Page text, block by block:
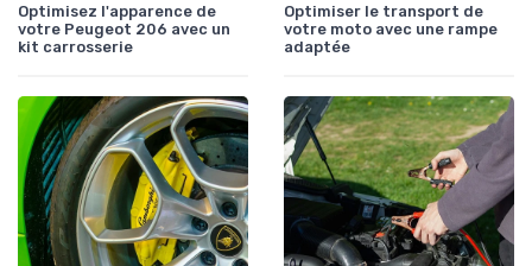
Optimisez l'apparence de
votre Peugeot 206 avec un
kit carrosserie
Optimiser le transport de
votre moto avec une rampe
adaptée